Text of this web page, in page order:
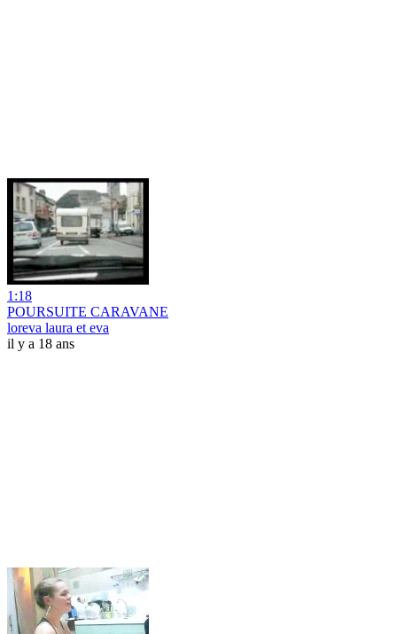
1:18
POURSUITE CARAVANE
loreva laura et eva
il y a 18 ans